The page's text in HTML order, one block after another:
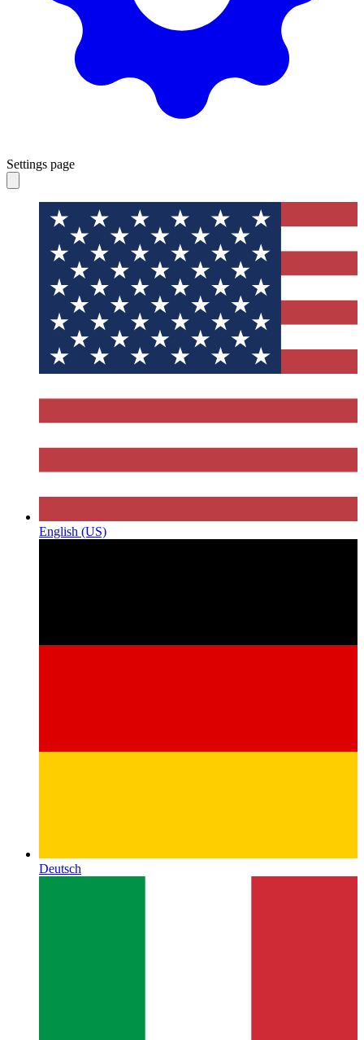
Settings page
English (US)
Deutsch